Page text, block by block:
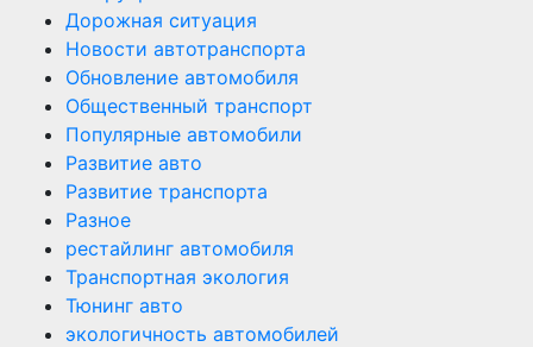
Дорожная ситуация
Новости автотранспорта
Обновление автомобиля
Общественный транспорт
Популярные автомобили
Развитие авто
Развитие транспорта
Разное
рестайлинг автомобиля
Транспортная экология
Тюнинг авто
экологичность автомобилей